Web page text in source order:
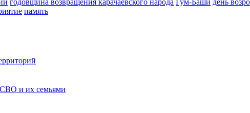
годовщина возвращения карачаевского народа Гум-Баши день
память
СВО и их семьями